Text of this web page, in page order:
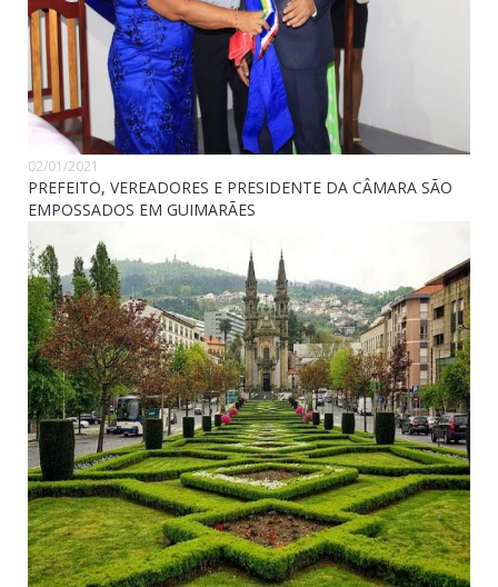
02/01/2021
PREFEITO, VEREADORES E PRESIDENTE DA CÂMARA SÃO
EMPOSSADOS EM GUIMARÃES